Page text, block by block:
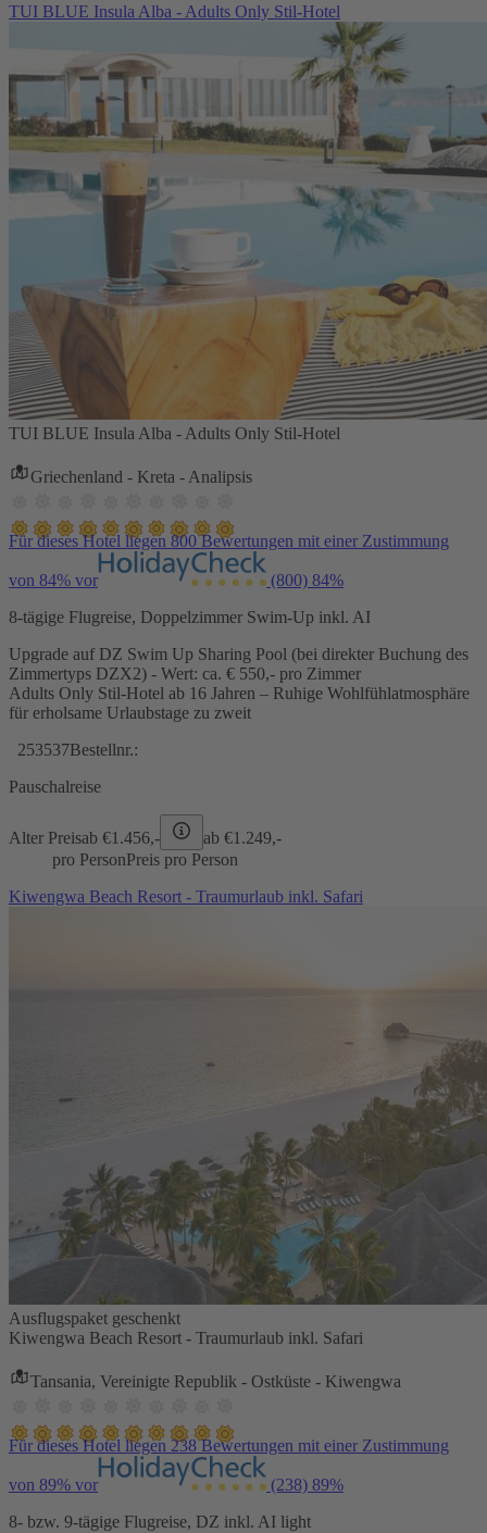
TUI BLUE Insula Alba - Adults Only Stil-Hotel
TUI BLUE Insula Alba - Adults Only Stil-Hotel
Griechenland - Kreta - Analipsis
Für dieses Hotel liegen 800 Bewertungen mit einer Zustimmung
von 84% vor (800) 84%
8-tägige Flugreise, Doppelzimmer Swim-Up inkl. AI
Upgrade auf DZ Swim Up Sharing Pool (bei direkter Buchung des
Zimmertyps DZX2) - Wert: ca. € 550,- pro Zimmer
Adults Only Stil-Hotel ab 16 Jahren – Ruhige Wohlfühlatmosphäre
für erholsame Urlaubstage zu zweit
253537Bestellnr.:
Pauschalreise
Alter Preisab €1.456,- ab €1.249,-
pro PersonPreis pro Person
Kiwengwa Beach Resort - Traumurlaub inkl. Safari
Ausflugspaket geschenkt
Kiwengwa Beach Resort - Traumurlaub inkl. Safari
Tansania, Vereinigte Republik - Ostküste - Kiwengwa
Für dieses Hotel liegen 238 Bewertungen mit einer Zustimmung
von 89% vor (238) 89%
8- bzw. 9-tägige Flugreise, DZ inkl. AI light